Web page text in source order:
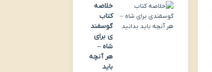
خلاصه
کتاب
گوسفند
ی برای
شاه –
هر آنچه
باید